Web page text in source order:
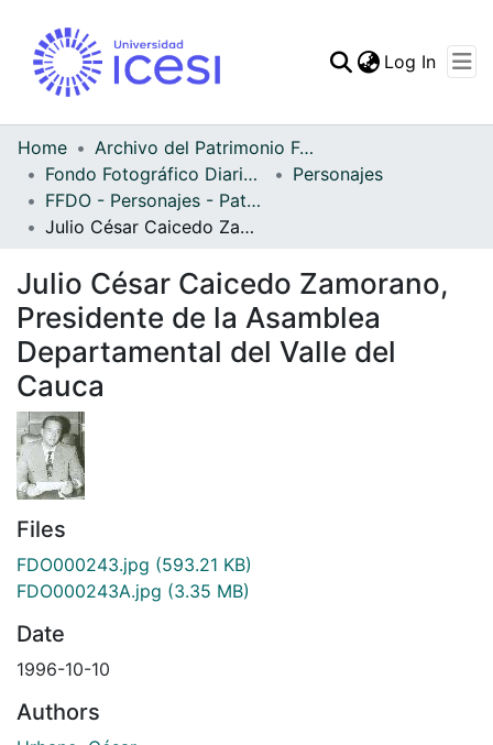
Statistics
Log In
Home
Archivo del Patrimonio Fotográfico y Fílmico del Valle del Cauca
Fondo Fotográfico Diario Occidente
Personajes
FFDO - Personajes - Patrimonial
Julio César Caicedo Zamorano, Presidente de la Asamblea Departamental del Valle del Cauca
Julio César Caicedo Zamorano,
Presidente de la Asamblea
Departamental del Valle del
Cauca
Files
FDO000243.jpg (593.21 KB)
FDO000243A.jpg (3.35 MB)
Date
1996-10-10
Authors